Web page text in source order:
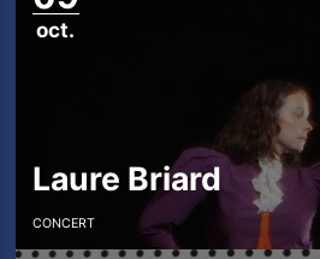
oct.
Laure Briard
CONCERT